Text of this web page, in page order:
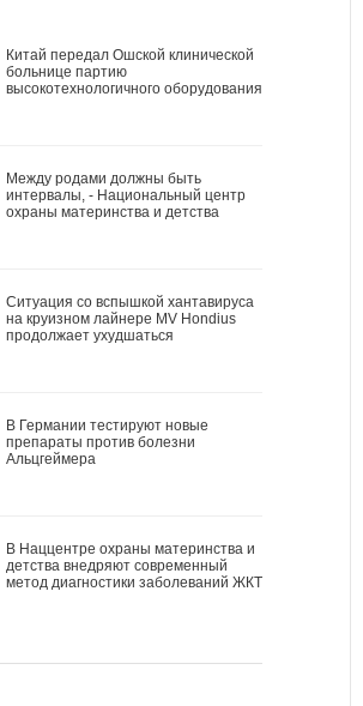
Китай передал Ошской клинической
больнице партию
высокотехнологичного оборудования
Между родами должны быть
интервалы, - Национальный центр
охраны материнства и детства
Ситуация со вспышкой хантавируса
на круизном лайнере MV Hondius
продолжает ухудшаться
В Германии тестируют новые
препараты против болезни
Альцгеймера
В Наццентре охраны материнства и
детства внедряют современный
метод диагностики заболеваний ЖКТ